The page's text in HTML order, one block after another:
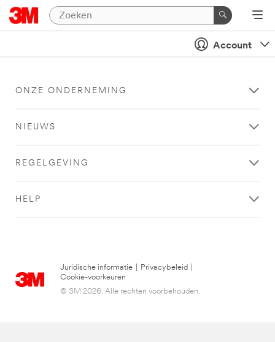
Account
ONZE ONDERNEMING
NIEUWS
REGELGEVING
HELP
Juridische informatie Privacybeleid
Cookie-voorkeuren
© 3M 2026. Alle rechten voorbehouden.